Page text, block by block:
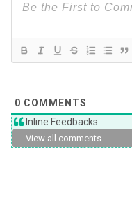
0 COMMENTS
Inline Feedbacks
View all comments